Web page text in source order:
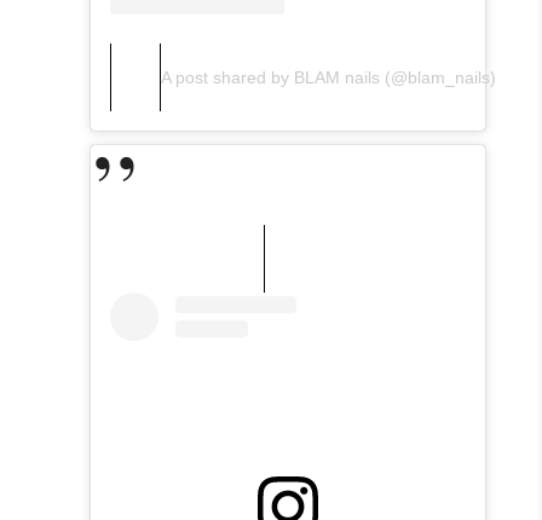
A post shared by BLAM nails (@blam_nails)